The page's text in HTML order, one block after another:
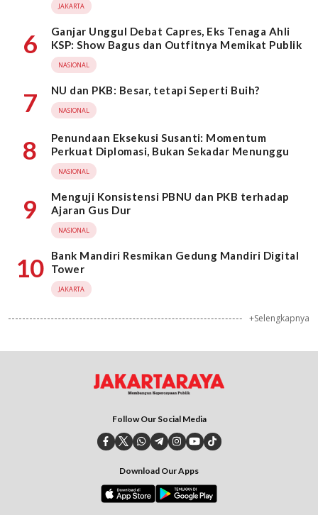
JAKARTA
6
Ganjar Unggul Debat Capres, Eks Tenaga Ahli
KSP: Show Bagus dan Outfitnya Memikat Publik
NASIONAL
7 NU dan PKB: Besar, tetapi Seperti Buih?
NASIONAL
8
Penundaan Eksekusi Susanti: Momentum
Perkuat Diplomasi, Bukan Sekadar Menunggu
NASIONAL
9
Menguji Konsistensi PBNU dan PKB terhadap
Ajaran Gus Dur
NASIONAL
10
Bank Mandiri Resmikan Gedung Mandiri Digital
Tower
JAKARTA
+Selengkapnya
Follow Our Social Media
Download Our Apps